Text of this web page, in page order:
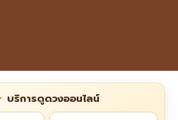
บริการดูดวงออนไลน์